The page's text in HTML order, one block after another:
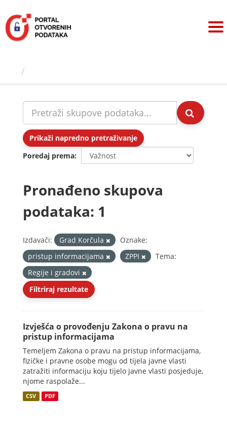
sadržaj
Prikaži napredno pretraživanje
Poredaj prema
Pronađeno skupova
podataka: 1
Izdavači: Grad Korčula
Oznake:
pristup informacijama
ZPPI
Tema:
Regije i gradovi
Filtriraj rezultate
Izvješća o provođenju Zakona o pravu na
pristup informacijama
Temeljem Zakona o pravu na pristup informacijama,
fizičke i pravne osobe mogu od tijela javne vlasti
zatražiti informaciju koju tijelo javne vlasti posjeduje,
njome raspolaže...
CSV PDF